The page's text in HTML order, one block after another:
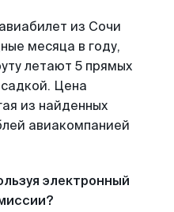
из Сочи
месяца в году,
летают 5 прямых
Цена
из найденных
авиакомпанией
электронный